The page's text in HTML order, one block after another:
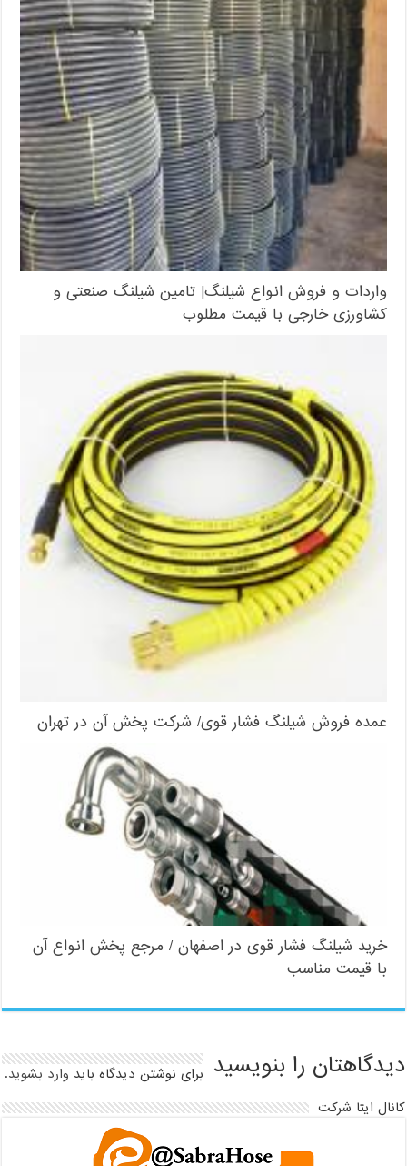
واردات و فروش انواع شیلنگ| تامین شیلنگ صنعتی و
کشاورزی خارجی با قیمت مطلوب
عمده فروش شیلنگ فشار قوی/ شرکت پخش آن در تهران
خرید شیلنگ فشار قوی در اصفهان / مرجع پخش انواع آن
با قیمت مناسب
دیدگاهتان را بنویسید برای نوشتن دیدگاه باید وارد بشوید.
کانال ایتا شرکت